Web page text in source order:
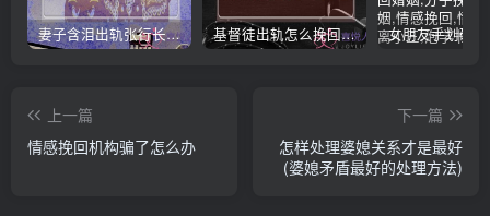
妻子含泪出轨张行长 她说全都是因为家中 基督徒出轨怎么挽回婚姻(基督徒面对出轨婚姻)
上一篇
情感挽回机构骗了怎么办
下一篇
怎样处理婆媳关系才是最好
(婆媳矛盾最好的处理方法)